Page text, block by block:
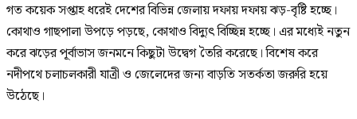
গত কয়েক সপ্তাহ ধরেই দেশের বিভিন্ন জেলায় দফায় দফায় ঝড়-বৃষ্টি হচ্ছে।
কোথাও গাছপালা উপড়ে পড়ছে, কোথাও বিদ্যুৎ বিচ্ছিন্ন হচ্ছে। এর মধ্যেই নতুন
করে ঝড়ের পূর্বাভাস জনমনে কিছুটা উদ্বেগ তৈরি করেছে। বিশেষ করে
নদীপথে চলাচলকারী যাত্রী ও জেলেদের জন্য বাড়তি সতর্কতা জরুরি হয়ে
উঠেছে।